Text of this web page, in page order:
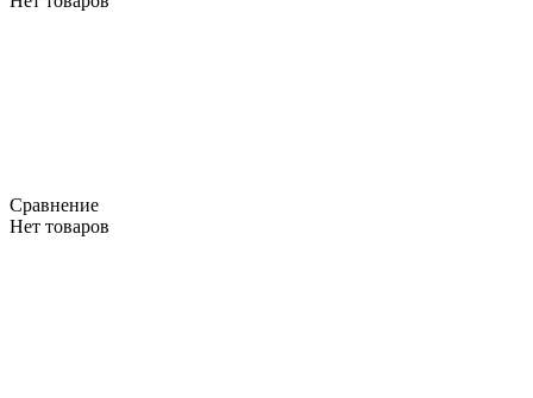
Сравнение
Нет товаров